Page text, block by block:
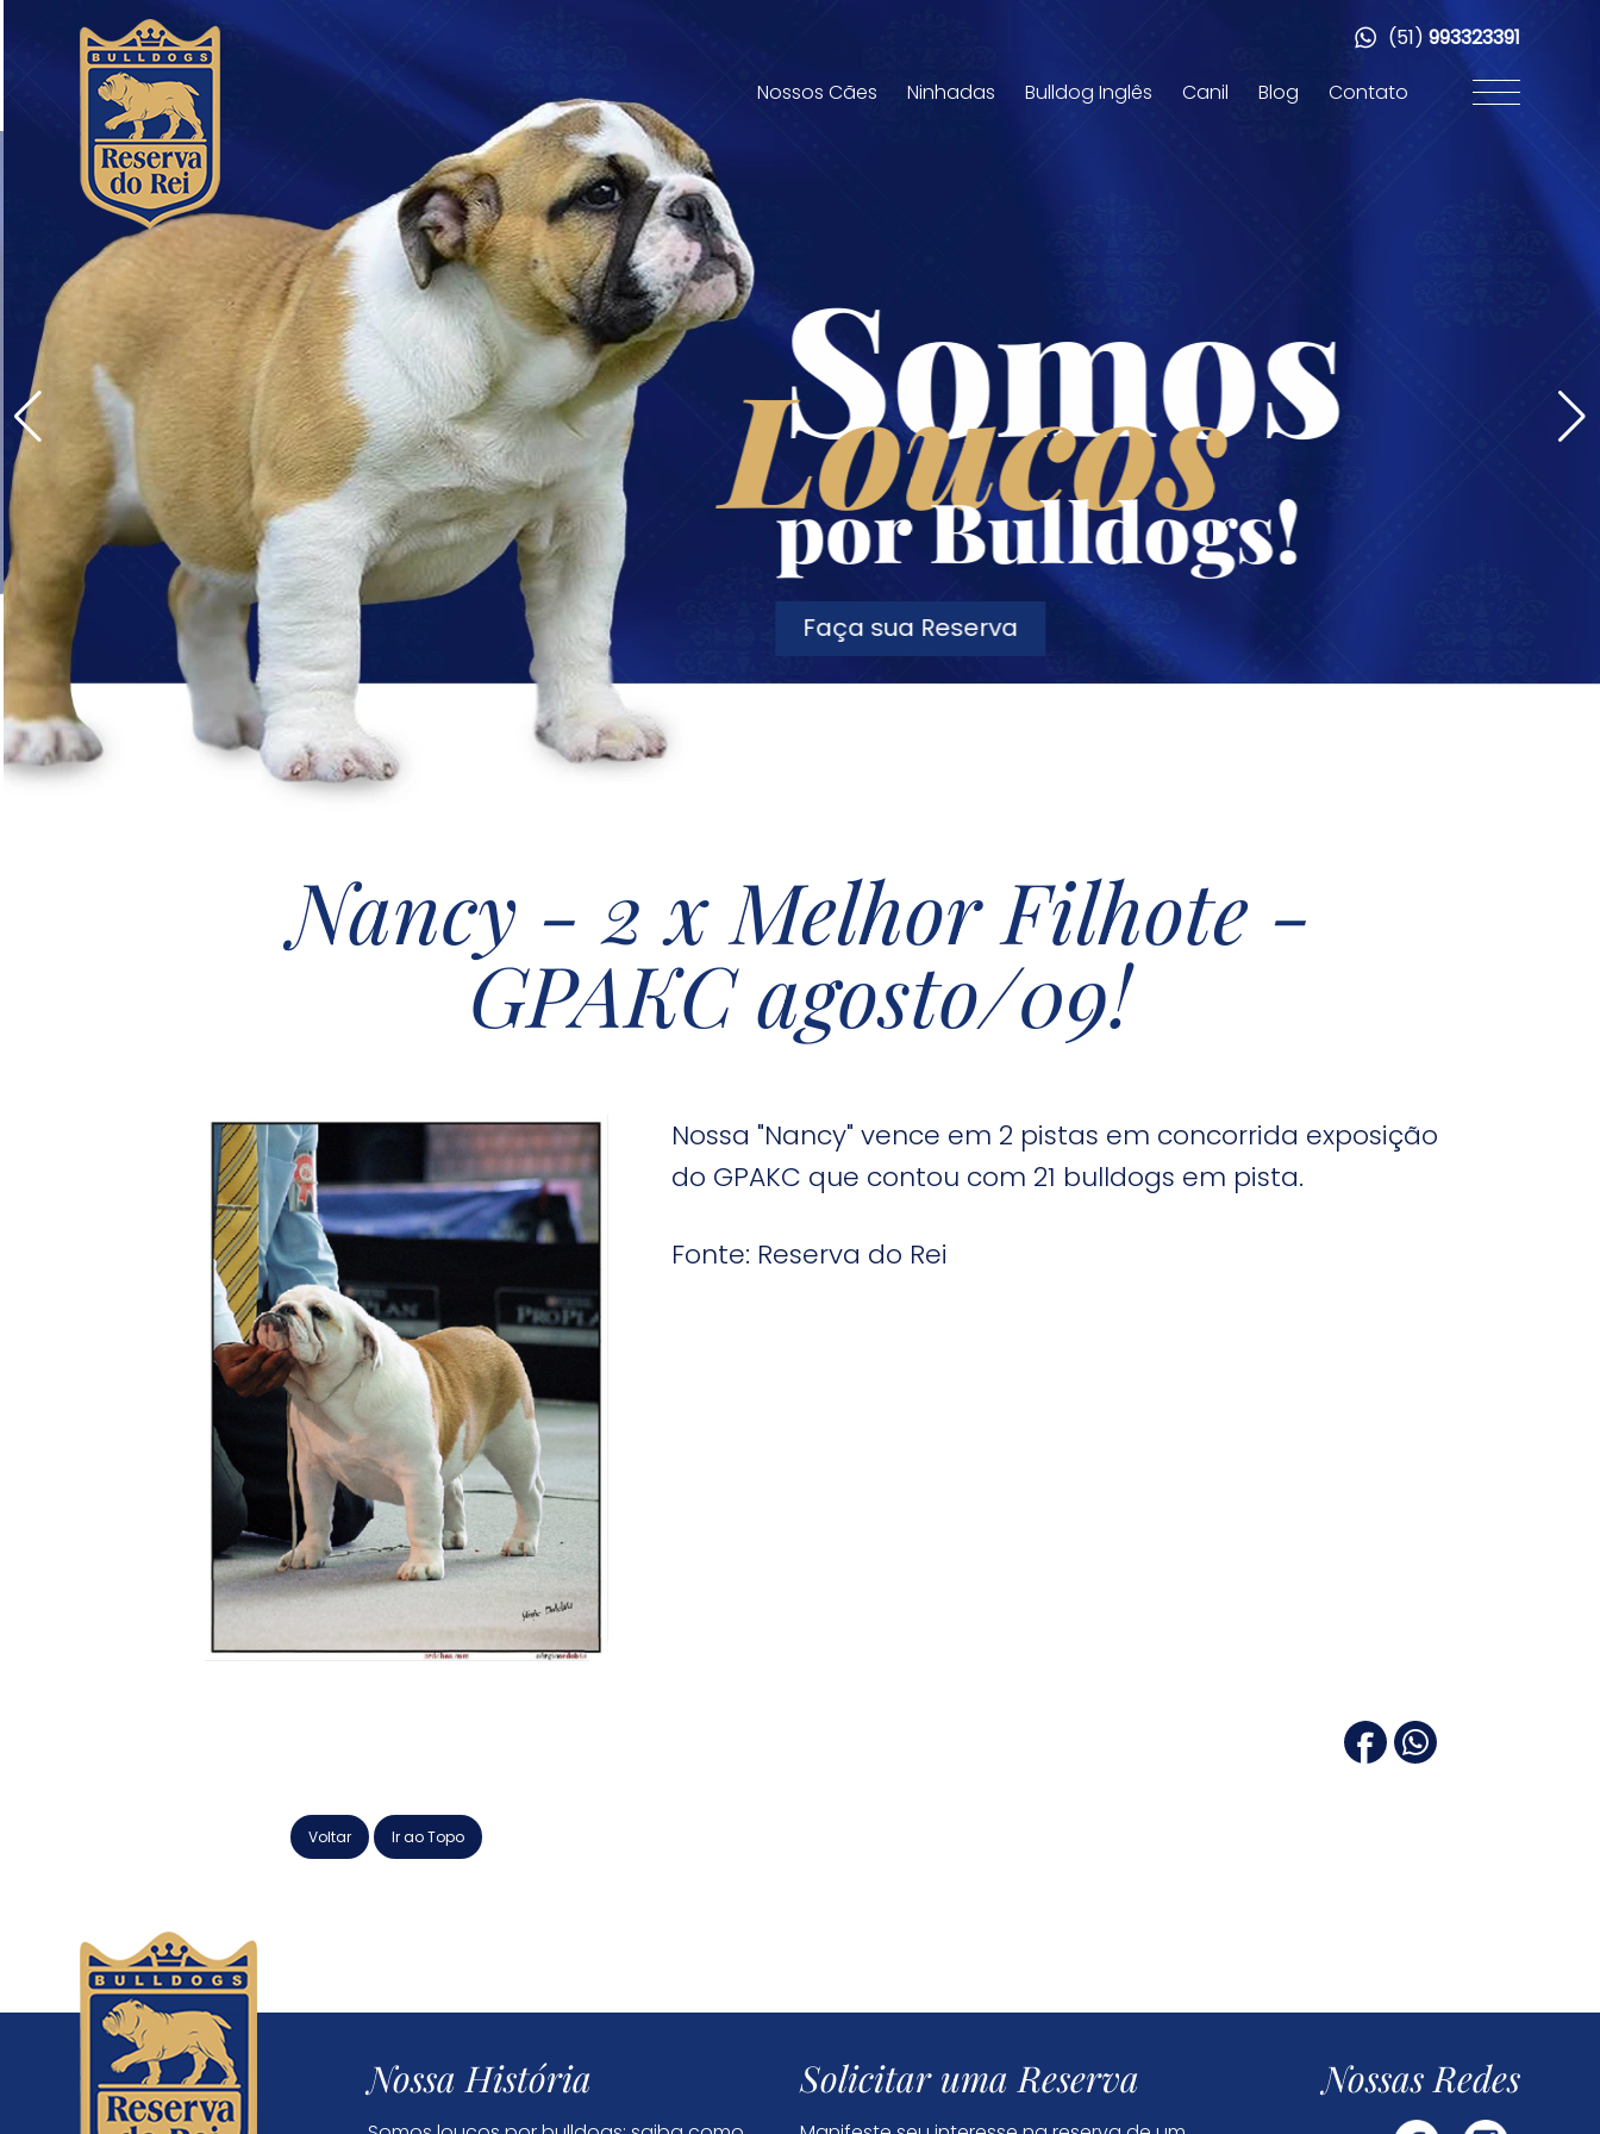
Somos
Loucos
por Bulldogs!
Faça sua Reserva
Nossos Cães Ninhadas Bulldog Inglês Canil Blog Contato
(51) 993323391
Nancy - 2 x Melhor Filhote -
GPAKC agosto/09!
Nossa "Nancy" vence em 2 pistas em concorrida exposição
do GPAKC que contou com 21 bulldogs em pista.
Fonte: Reserva do Rei
Voltar Ir ao Topo
Nossa História Solicitar uma Reserva Nossas Redes